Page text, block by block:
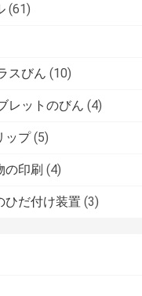
(61)
スびん (10)
レットのびん (4)
ップ (5)
の印刷 (4)
ひだ付け装置 (3)